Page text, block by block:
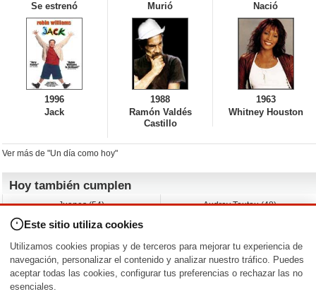
Se estrenó
1996
Jack
Murió
1988
Ramón Valdés
Castillo
Nació
1963
Whitney Houston
Ver más de "Un día como hoy"
Hoy también cumplen
Juanes (54)
Jessica Capshaw (50)
Sam Elliott (82)
Jarvis Hayes (45)
Audrey Tautou (48)
The Edge (65)
Anna Kendrick (41)
Nacimientos y estrenos en la fecha
Este sitio utiliza cookies
Utilizamos cookies propias y de terceros para mejorar tu experiencia de
navegación, personalizar el contenido y analizar nuestro tráfico. Puedes
aceptar todas las cookies, configurar tus preferencias o rechazar las no
esenciales.